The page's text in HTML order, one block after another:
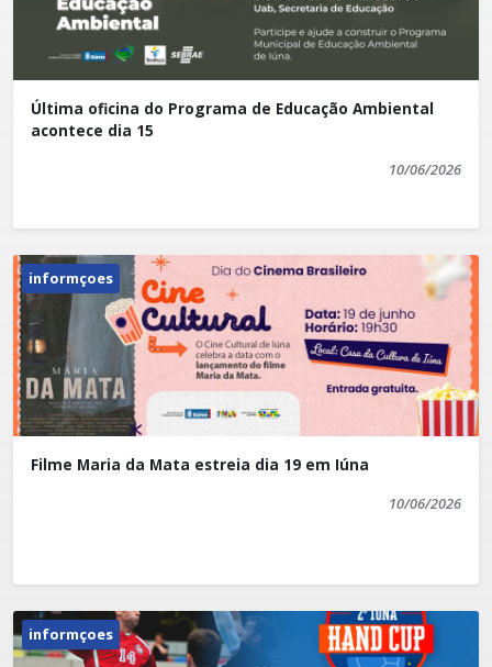
Venha conhecer essa inovação que vai trazer mais
comodidade, agilidade e tecnologia para o
atendimento à população.
Esperamos por você!
Última oficina do Programa de Educação Ambiental
acontece dia 15
10/06/2026
informçoes
Filme Maria da Mata estreia dia 19 em Iúna
10/06/2026
informçoes